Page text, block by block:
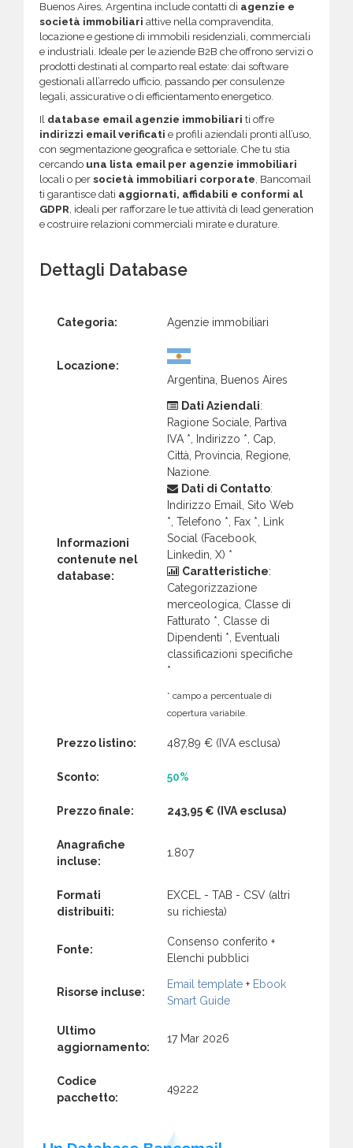
Buenos Aires, Argentina include contatti di agenzie e
società immobiliari attive nella compravendita,
locazione e gestione di immobili residenziali, commerciali
e industriali. Ideale per le aziende B2B che offrono servizi o
prodotti destinati al comparto real estate: dai software
gestionali all’arredo ufficio, passando per consulenze
legali, assicurative o di efficientamento energetico.
Il database email agenzie immobiliari ti offre
indirizzi email verificati e profili aziendali pronti all’uso,
con segmentazione geografica e settoriale. Che tu stia
cercando una lista email per agenzie immobiliari
locali o per società immobiliari corporate, Bancomail
ti garantisce dati aggiornati, affidabili e conformi al
GDPR, ideali per rafforzare le tue attività di lead generation
e costruire relazioni commerciali mirate e durature.
Dettagli Database
Categoria: Agenzie immobiliari
Locazione:
Argentina, Buenos Aires
Informazioni
contenute nel
database:
Dati Aziendali:
Ragione Sociale, Partiva
IVA *, Indirizzo *, Cap,
Città, Provincia, Regione,
Nazione.
Dati di Contatto:
Indirizzo Email, Sito Web
*, Telefono *, Fax *, Link
Social (Facebook,
Linkedin, X) *
Caratteristiche:
Categorizzazione
merceologica, Classe di
Fatturato *, Classe di
Dipendenti *, Eventuali
classificazioni specifiche
*
* campo a percentuale di
copertura variabile.
Prezzo listino: 487,89 € (IVA esclusa)
Sconto: 50%
Prezzo finale: 243,95 € (IVA esclusa)
Anagrafiche
incluse:
1.807
Formati
distribuiti:
EXCEL - TAB - CSV (altri
su richiesta)
Fonte:
Consenso conferito +
Elenchi pubblici
Risorse incluse:
Email template + Ebook
Smart Guide
Ultimo
aggiornamento:
17 Mar 2026
Codice
pacchetto:
49222